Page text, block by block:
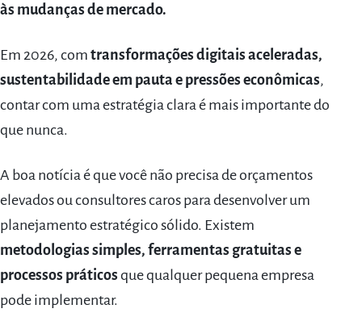
às mudanças de mercado.
Em 2026, com transformações digitais aceleradas,
sustentabilidade em pauta e pressões econômicas,
contar com uma estratégia clara é mais importante do
que nunca.
A boa notícia é que você não precisa de orçamentos
elevados ou consultores caros para desenvolver um
planejamento estratégico sólido. Existem
metodologias simples, ferramentas gratuitas e
processos práticos que qualquer pequena empresa
pode implementar.